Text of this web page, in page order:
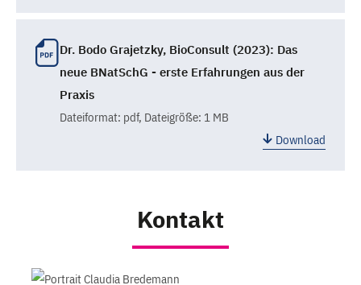
Dr. Bodo Grajetzky, BioConsult (2023): Das
neue BNatSchG - erste Erfahrungen aus der
Praxis
Dateiformat: pdf, Dateigröße: 1 MB
Download
Kontakt